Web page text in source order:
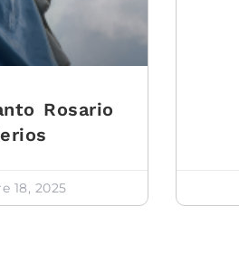
Rosario
18, 2025